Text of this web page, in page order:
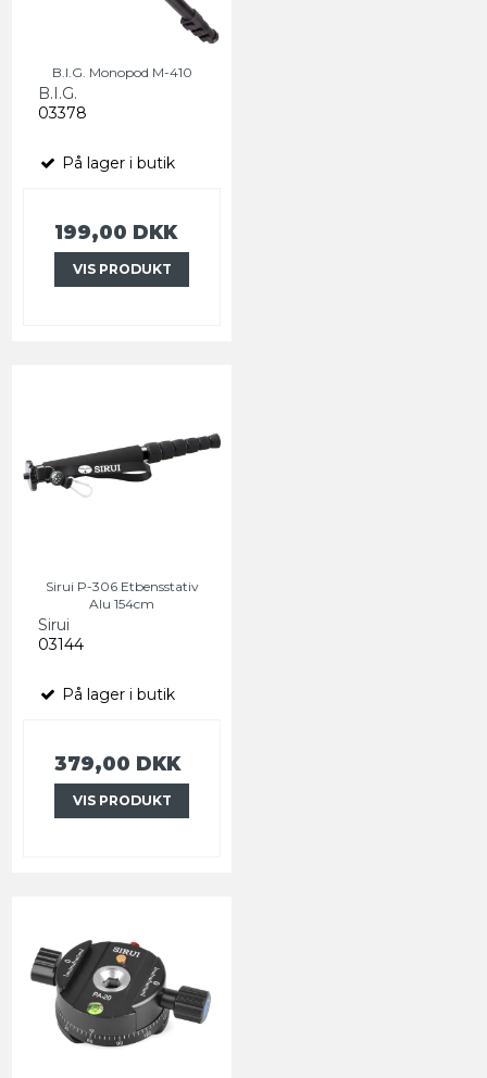
B.I.G. Monopod M-410
B.I.G.
03378
På lager i butik
199,00 DKK
VIS PRODUKT
Sirui P-306 Etbensstativ
Alu 154cm
Sirui
03144
På lager i butik
379,00 DKK
VIS PRODUKT